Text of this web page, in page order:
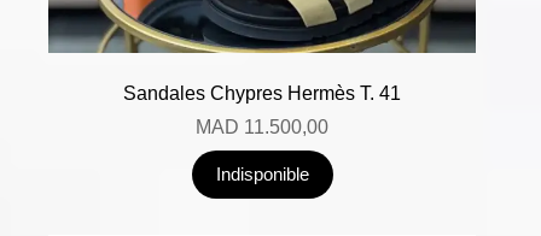
Sandales Chypres Hermès T. 41
MAD 11.500,00
Indisponible